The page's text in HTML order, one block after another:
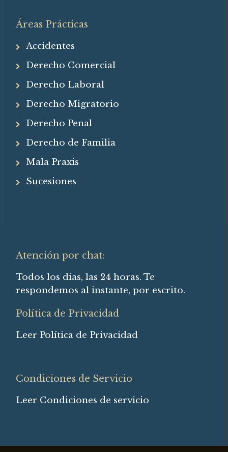
Áreas Prácticas
Accidentes
Derecho Comercial
Derecho Laboral
Derecho Migratorio
Derecho Penal
Derecho de Familia
Mala Praxis
Sucesiones
Atención por chat:
Todos los días, las 24 horas. Te
respondemos al instante, por escrito.
Política de Privacidad
Leer Política de Privacidad
Condiciones de Servicio
Leer Condiciones de servicio